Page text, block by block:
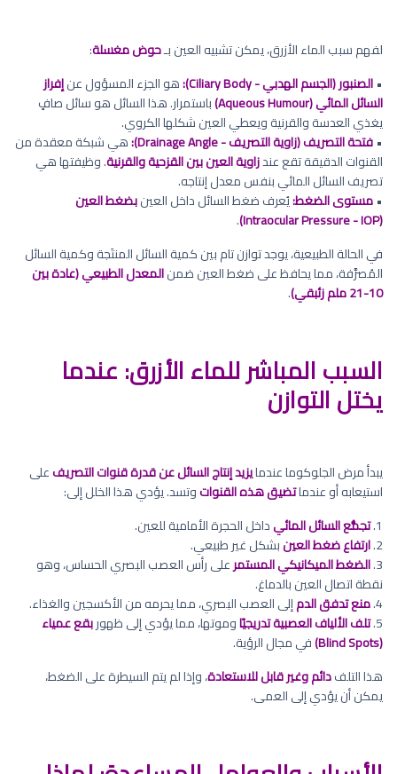
لفهم سبب الماء الأزرق، يمكن تشبيه العين بـحوض مغسلة:
•الصنبور (الجسم الهدبي - Ciliary Body): هو الجزء المسؤول عنإفراز
السائل المائي (Aqueous Humour)
باستمرار. هذا السائل هو سائل صافٍ
يغذي العدسة والقرنية ويعطي العين شكلها الكروي.
•فتحة التصريف (زاوية التصريف - Drainage Angle):
هي شبكة معقدة من
القنوات الدقيقة تقع عندزاوية العين بين القزحية والقرنية. وظيفتها هي
تصريف السائل المائي بنفس معدل إنتاجه.
•مستوى الضغط:يُعرف ضغط السائل داخل العينبضغط العين
(Intraocular Pressure - IOP)
.
في الحالة الطبيعية، يوجد توازن تام بين كمية السائل المنتَجة وكمية السائل
المُصرَّفة، مما يحافظ على ضغط العين ضمنالمعدل الطبيعي (عادة بين
10-21 ملم زئبقي)
.
السبب المباشر للماء الأزرق: عندما
يختل التوازن
يبدأ مرض الجلوكوما عندمايزيد إنتاج السائل عن قدرة قنوات التصريفعلى
استيعابه أو عندماتضيق هذه القنواتوتسد. يؤدي هذا الخلل إلى:
1. تجمُّع السائل المائيداخل الحجرة الأمامية للعين.
2. ارتفاع ضغط العينبشكل غير طبيعي.
3. الضغط الميكانيكي المستمرعلى رأس العصب البصري الحساس، وهو
نقطة اتصال العين بالدماغ.
4. منع تدفق الدمإلى العصب البصري، مما يحرمه من الأكسجين والغذاء.
5. تلف الألياف العصبية تدريجيًاوموتها، مما يؤدي إلى ظهوربقع عمياء
(Blind Spots)
في مجال الرؤية.
هذا التلفدائم وغير قابل للاستعادة، وإذا لم يتم السيطرة على الضغط،
يمكن أن يؤدي إلى العمى.